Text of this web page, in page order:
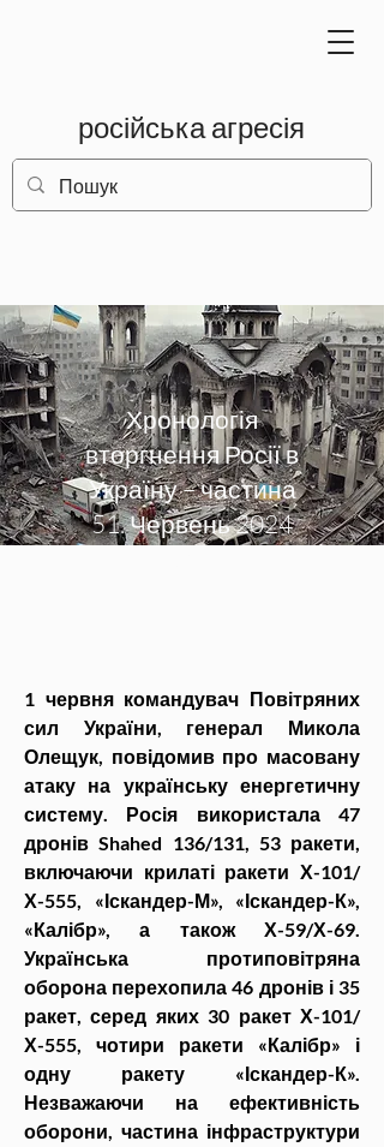
російська агресія
Хронологія
вторгнення Росії в
Україну – частина
51. Червень 2024
1 червня командувач Повітряних
сил України, генерал Микола
Олещук, повідомив про масовану
атаку на українську енергетичну
систему. Росія використала 47
дронів Shahed 136/131, 53 ракети,
включаючи крилаті ракети Х-101/
Х-555, «Іскандер-М», «Іскандер-К»,
«Калібр», а також Х-59/Х-69.
Українська протиповітряна
оборона перехопила 46 дронів і 35
ракет, серед яких 30 ракет Х-101/
Х-555, чотири ракети «Калібр» і
одну ракету «Іскандер-К».
Незважаючи на ефективність
оборони, частина інфраструктури